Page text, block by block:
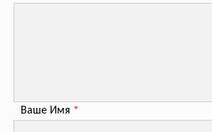
Ваше Имя *